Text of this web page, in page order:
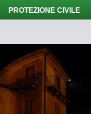
PROTEZIONE CIVILE